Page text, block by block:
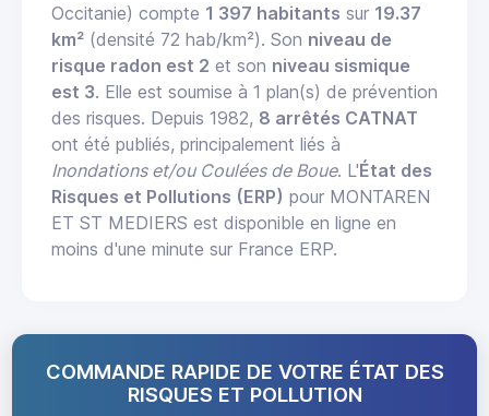
Occitanie) compte 1 397 habitants sur 19.37
km² (densité 72 hab/km²). Son niveau de
risque radon est 2 et son niveau sismique
est 3. Elle est soumise à 1 plan(s) de prévention
des risques. Depuis 1982, 8 arrêtés CATNAT
ont été publiés, principalement liés à
Inondations et/ou Coulées de Boue. L'État des
Risques et Pollutions (ERP) pour MONTAREN
ET ST MEDIERS est disponible en ligne en
moins d'une minute sur France ERP.
COMMANDE RAPIDE DE VOTRE ÉTAT DES
RISQUES ET POLLUTION